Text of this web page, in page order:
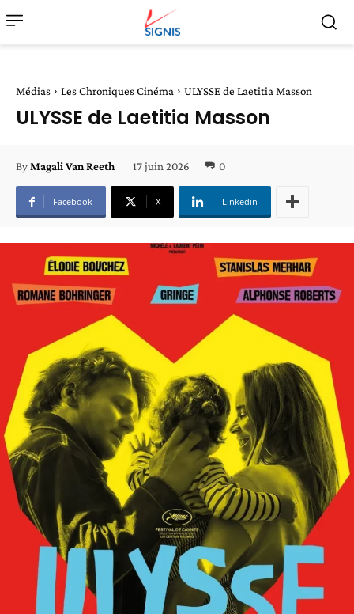
Médias Les Chroniques Cinéma ULYSSE de Laetitia Masson
ULYSSE de Laetitia Masson
ByMagali Van Reeth 17 juin 2026 0
Facebook X Linkedin